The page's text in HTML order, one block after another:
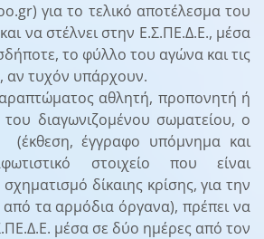
για το τελικό αποτέλεσμα του
να στέλνει στην Ε.Σ.ΠΕ.Δ.Ε., μέσα
το φύλλο του αγώνα και τις
αν τυχόν υπάρχουν.
αθλητή, προπονητή ή
διαγωνιζομένου σωματείου, ο
(έκθεση, έγγραφο υπόμνημα και
στοιχείο που είναι
δίκαιης κρίσης, για την
τα αρμόδια όργανα), πρέπει να
μέσα σε δύο ημέρες από τον